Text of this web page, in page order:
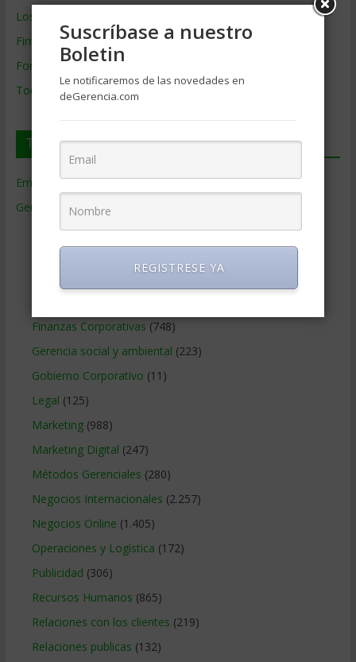
Los mejores MBA
Firmas de Gerencia
Formación de Gerencia
Todos los Temas
Temas de Gerencia
Empresas de Gerencia(38)
Gerencia
(9.477)
Ciencias Económicas(80)
Contabilidad(466)
(454)
Finanzas Corporativas (748)
Gerencia social y ambiental (223)
Gobierno Corporativo (11)
Legal (125)
Marketing(988)
Marketing Digital (247)
Métodos Gerenciales (280)
Negocios Internacionales (2.257)
Negocios Online (1.405)
Operaciones y Logística (172)
Publicidad (306)
Recursos Humanos (865)
Relaciones con los clientes (219)
Relaciones publicas (132)
Suscríbase a nuestro
Boletin
Le notificaremos de las novedades en
deGerencia.com
REGISTRESE YA